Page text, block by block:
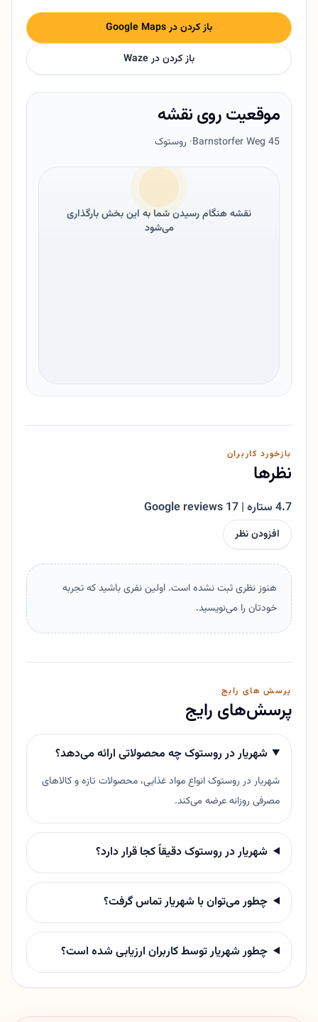
باز کردن در Google Maps
باز کردن در Waze
موقعیت روی نقشه
Barnstorfer Weg 45· روستوک
نقشه هنگام رسیدن شما به این بخش بارگذاری
می‌شود
بازخورد کاربران
نظرها
4.7 ستاره | 17 Google reviews
افزودن نظر
هنوز نظری ثبت نشده است. اولین نفری باشید که تجربه
خودتان را می‌نویسید.
پرسش های رایج
پرسش‌های رایج
شهریار در روستوک چه محصولاتی ارائه می‌دهد؟
شهریار در روستوک انواع مواد غذایی، محصولات تازه و کالاهای
مصرفی روزانه عرضه می‌کند.
شهریار در روستوک دقیقاً کجا قرار دارد؟
چطور می‌توان با شهریار تماس گرفت؟
چطور شهریار توسط کاربران ارزیابی شده است؟